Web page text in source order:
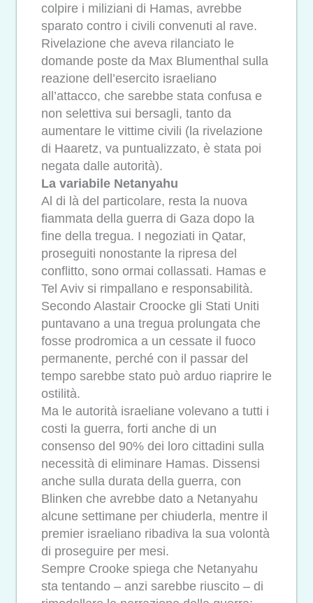
colpire i miliziani di Hamas, avrebbe
sparato contro i civili convenuti al rave.
Rivelazione che aveva rilanciato le
domande poste da Max Blumenthal sulla
reazione dell’esercito israeliano
all’attacco, che sarebbe stata confusa e
non selettiva sui bersagli, tanto da
aumentare le vittime civili (la rivelazione
di Haaretz, va puntualizzato, è stata poi
negata dalle autorità).
La variabile Netanyahu
Al di là del particolare, resta la nuova
fiammata della guerra di Gaza dopo la
fine della tregua. I negoziati in Qatar,
proseguiti nonostante la ripresa del
conflitto, sono ormai collassati. Hamas e
Tel Aviv si rimpallano e responsabilità.
Secondo Alastair Croocke gli Stati Uniti
puntavano a una tregua prolungata che
fosse prodromica a un cessate il fuoco
permanente, perché con il passar del
tempo sarebbe stato può arduo riaprire le
ostilità.
Ma le autorità israeliane volevano a tutti i
costi la guerra, forti anche di un
consenso del 90% dei loro cittadini sulla
necessità di eliminare Hamas. Dissensi
anche sulla durata della guerra, con
Blinken che avrebbe dato a Netanyahu
alcune settimane per chiuderla, mentre il
premier israeliano ribadiva la sua volontà
di proseguire per mesi.
Sempre Crooke spiega che Netanyahu
sta tentando – anzi sarebbe riuscito – di